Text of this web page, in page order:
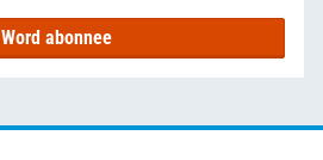
Word abonnee